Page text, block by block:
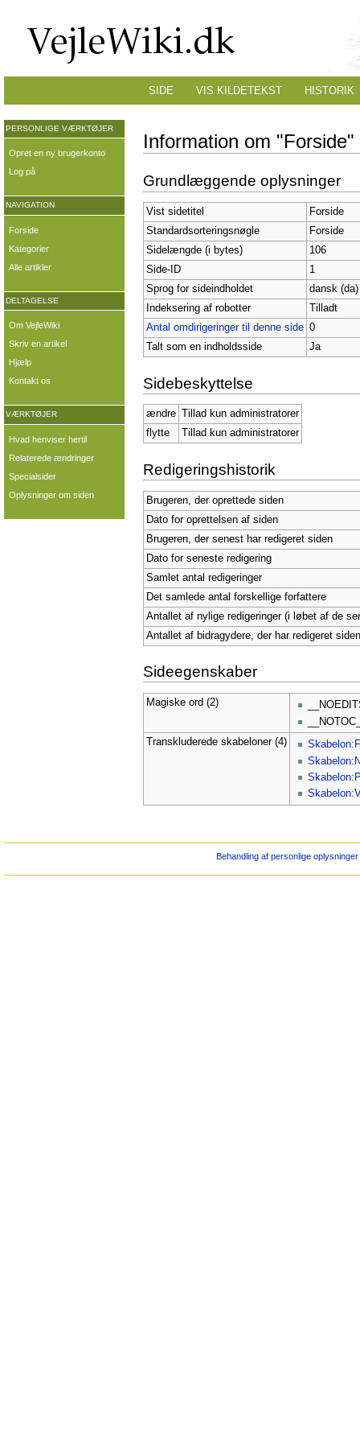
Information om "Forside"
Grundlæggende oplysninger
Vist sidetitel
Forside
Standardsorteringsnøgle
Forside
Sidelængde (i bytes)
106
Side-ID
1
Sprog for sideindholdet
dansk (da)
Indeksering af robotter
Tilladt
Antal omdirigeringer til denne side 0
Talt som en indholdsside
Ja
Sidebeskyttelse
ændre
Tillad kun administratorer
flytte
Tillad kun administratorer
Redigeringshistorik
Brugeren, der oprettede siden
Dato for oprettelsen af siden
Brugeren, der senest har redigeret siden
Dato for seneste redigering
Samlet antal redigeringer
Det samlede antal forskellige forfattere
Antallet af nylige redigeringer (i løbet af de
Antallet af bidragydere, der har redigeret
Sideegenskaber
Magiske ord (2)
Transkluderede skabeloner (4)
SIDE VIS KILDETEKST HISTORIK
PERSONLIGE VÆRKTØJER
Opret en ny brugerkonto
Log på
NAVIGATION
Forside
Kategorier
Alle artikler
DELTAGELSE
Om VejleWiki
Skriv en artikel
Hjælp
Kontakt os
VÆRKTØJER
Hvad henviser hertil
Relaterede ændringer
Specialsider
Oplysninger om siden
Behandling af personlige oplysninger